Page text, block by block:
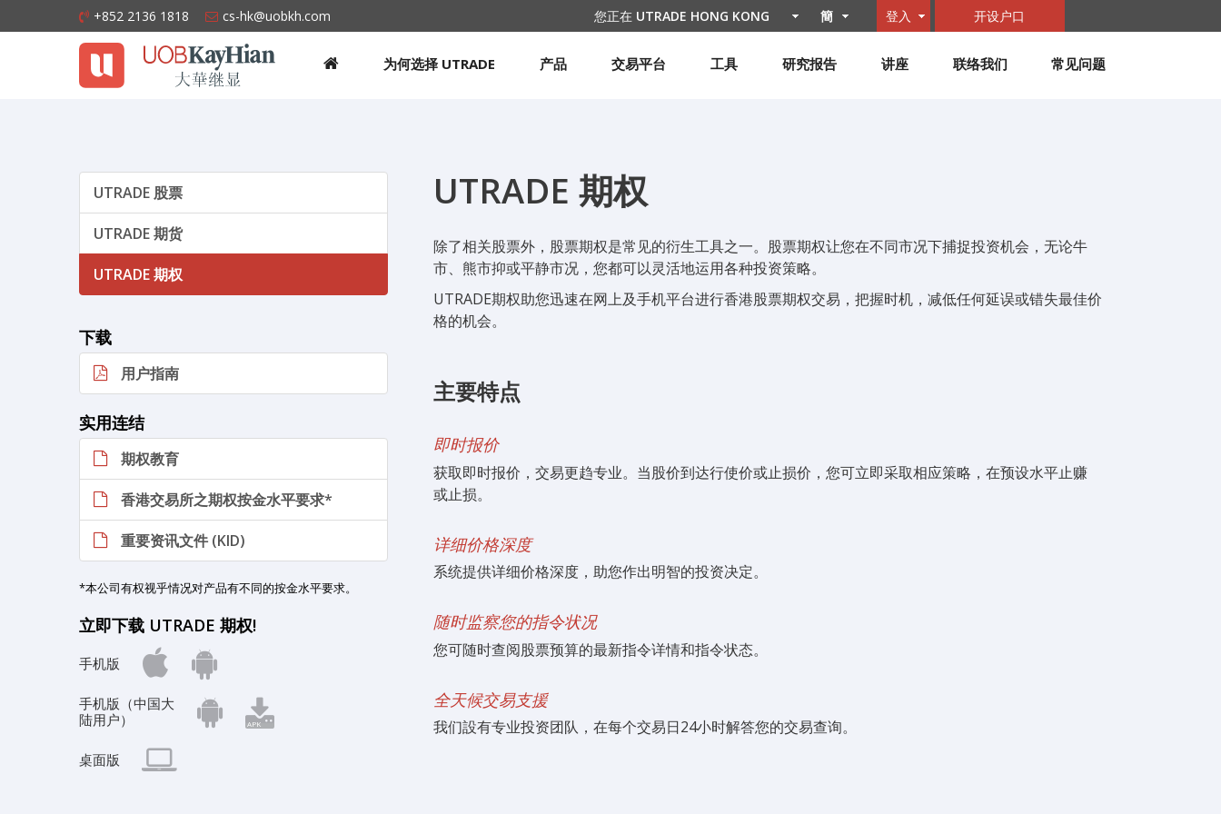
+852 2136 1818 cs-hk@uobkh.com 您正在 UTRADE HONG KONG 簡 登入 开设户口
为何选择 UTRADE 产品 交易平台 工具 研究报告 讲座 联络我们 常见问题
UTRADE 股票
UTRADE 期货
UTRADE 期权
下载
用户指南
实用连结
期权教育
香港交易所之期权按金水平要求*
重要资讯文件 (KID)
*本公司有权视乎情况对产品有不同的按金水平要求。
立即下载 UTRADE 期权!
手机版
手机版（中国大
陆用户）
桌面版
UTRADE 期权
除了相关股票外，股票期权是常见的衍生工具之一。股票期权让您在不同市况下捕捉投资机会，无论牛
市、熊市抑或平静市况，您都可以灵活地运用各种投资策略。
UTRADE期权助您迅速在网上及手机平台进行香港股票期权交易，把握时机，减低任何延误或错失最佳价
格的机会。
主要特点
即时报价
获取即时报价，交易更趋专业。当股价到达行使价或止损价，您可立即采取相应策略，在预设水平止赚
或止损。
详细价格深度
系统提供详细价格深度，助您作出明智的投资决定。
随时监察您的指令状况
您可随时查阅股票预算的最新指令详情和指令状态。
全天候交易支援
我们設有专业投资团队，在每个交易日24小时解答您的交易查询。